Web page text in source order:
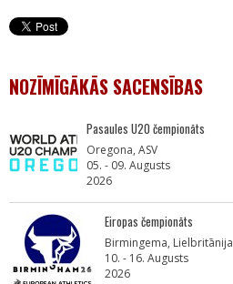
NOZĪMĪGĀKĀS SACENSĪBAS
Pasaules U20 čempionāts
Oregona, ASV
05. - 09. Augusts
2026
Eiropas čempionāts
Birmingema, Lielbritānija
10. - 16. Augusts
2026